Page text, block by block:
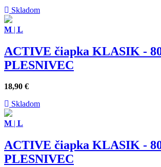
Skladom
M | L
ACTIVE čiapka KLASIK -
PLESNIVEC
18,90 €
Skladom
M | L
ACTIVE čiapka KLASIK -
PLESNIVEC